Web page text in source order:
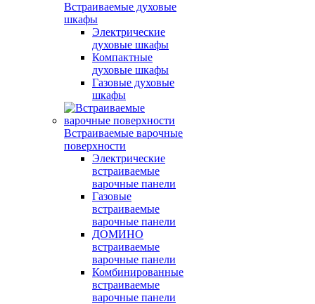
Встраиваемые духовые
шкафы
Электрические
духовые шкафы
Компактные
духовые шкафы
Газовые духовые
шкафы
Встраиваемые варочные
поверхности
Электрические
встраиваемые
варочные панели
Газовые
встраиваемые
варочные панели
ДОМИНО
встраиваемые
варочные панели
Комбинированные
встраиваемые
варочные панели